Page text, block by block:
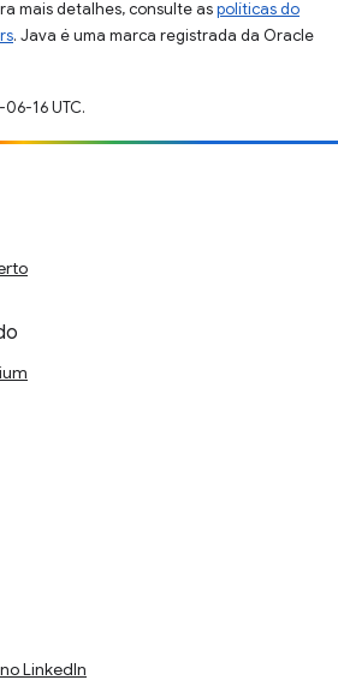
mais detalhes, consulte aspolíticas do
. Java é uma marca registrada da Oracle
16 UTC.
LinkedIn